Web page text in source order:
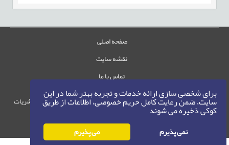
برای شخصی سازی ارائه خدمات و تجربه بهتر شما در این
سایت، ضمن رعایت کامل حریم خصوصی، اطلاعات از طریق
کوکی ذخیره می شوند
نمی پذیرم می پذیرم
صفحه اصلی
نقشه سایت
تماس با ما
حقوق این وب‌سایت متعلق به سامانه مدیریت نشریات
حق نشر 1405-1396